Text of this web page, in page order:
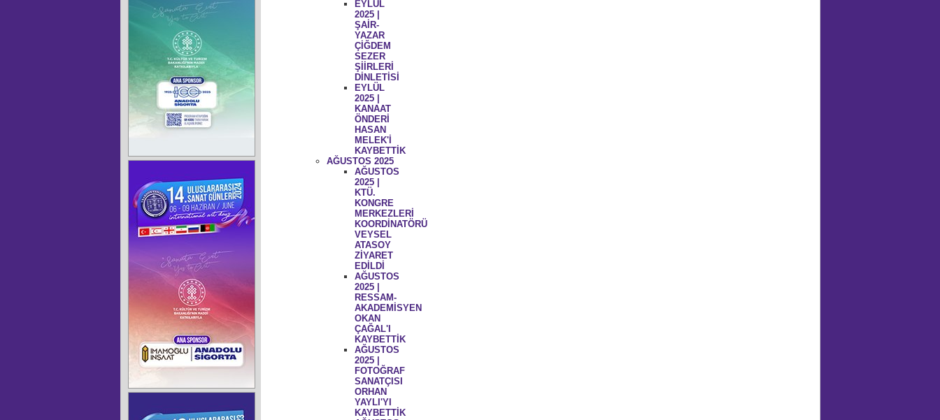
EYLÜL
2025 |
ŞAİR-
YAZAR
ÇİĞDEM
SEZER
ŞİİRLERİ
DİNLETİSİ
EYLÜL
2025 |
KANAAT
ÖNDERİ
HASAN
MELEK'İ
KAYBETTİK
AĞUSTOS 2025
AĞUSTOS
2025 |
KTÜ.
KONGRE
MERKEZLERİ
KOORDİNATÖRÜ
VEYSEL
ATASOY
ZİYARET
EDİLDİ
AĞUSTOS
2025 |
RESSAM-
AKADEMİSYEN
OKAN
ÇAĞAL'I
KAYBETTİK
AĞUSTOS
2025 |
FOTOĞRAF
SANATÇISI
ORHAN
YAYLI'YI
KAYBETTİK